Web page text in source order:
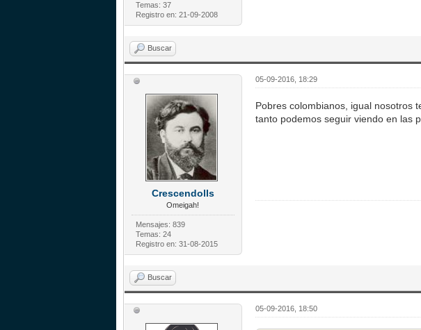
Temas: 37
Registro en: 21-09-2008
Buscar
Crescendolls
Omeigah!
Mensajes: 839
Temas: 24
Registro en: 31-08-2015
05-09-2016, 18:29
Pobres colombianos, igual nosotros
tanto podemos seguir viendo en las
Buscar
05-09-2016, 18:50